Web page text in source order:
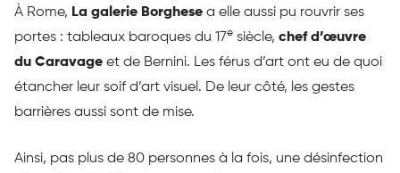
À Rome, La galerie Borghese a elle aussi pu rouvrir ses
portes : tableaux baroques du 17e siècle, chef d’œuvre
du Caravage et de Bernini. Les férus d’art ont eu de quoi
étancher leur soif d’art visuel. De leur côté, les gestes
barrières aussi sont de mise.
Ainsi, pas plus de 80 personnes à la fois, une désinfection